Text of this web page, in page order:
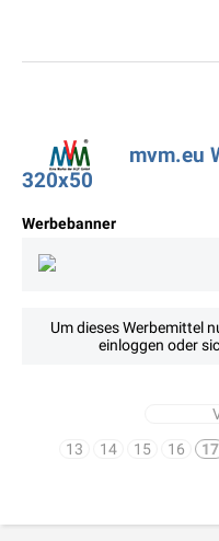
mvm.eu
320x50
Werbebanner
Um dieses Werbemittel
einloggen oder
13
14 15 16 17